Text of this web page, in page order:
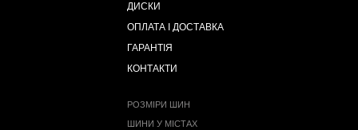
ДИСКИ
ОПЛАТА І ДОСТАВКА
ГАРАНТІЯ
КОНТАКТИ
РОЗМІРИ ШИН
ШИНИ У МІСТАХ